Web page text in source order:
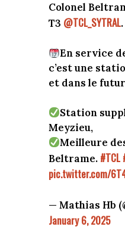
Colonel
T3 @TCL_SYTRAL.
En service
c’est une
et dans le
Station
Meyzieu,
Meilleure
Beltrame. #TCL
pic.twitter.com/
— Mathias Hb
January 6, 2025